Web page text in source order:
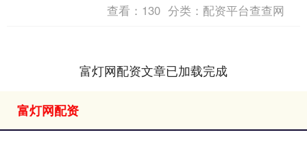
查看： 130 分类： 配资平台查查网
富灯网配资文章已加载完成
富灯网配资